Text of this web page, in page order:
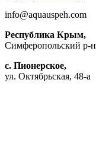
info@aquauspeh.com
Республика Крым,
Симферопольский р-н
с. Пионерское,
ул. Октябрьская, 48-а